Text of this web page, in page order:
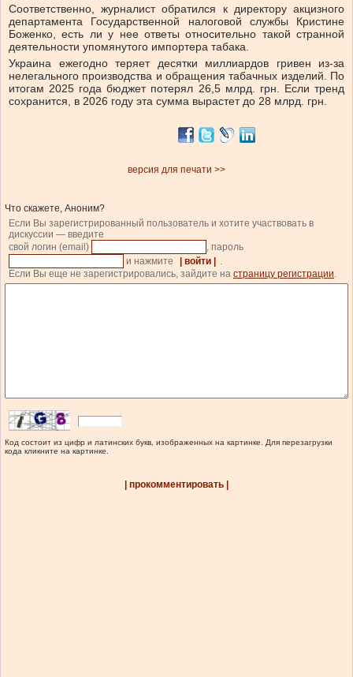
Соответственно, журналист обратился к директору акцизного
департамента Государственной налоговой службы Кристине
Боженко, есть ли у нее ответы относительно такой странной
деятельности упомянутого импортера табака.
Украина ежегодно теряет десятки миллиардов гривен из-за
нелегального производства и обращения табачных изделий. По
итогам 2025 года бюджет потерял 26,5 млрд. грн. Если тренд
сохранится, в 2026 году эта сумма вырастет до 28 млрд. грн.
версия для печати >>
Что скажете, Аноним?
Если Вы зарегистрированный пользователь и хотите участвовать в
дискуссии — введите
свой логин (email)
, пароль
и нажмите
| войти |
.
Если Вы еще не зарегистрировались, зайдите на страницу регистрации.
Код состоит из цифр и латинских букв, изображенных на картинке. Для перезагрузки
кода кликните на картинке.
| прокомментировать |